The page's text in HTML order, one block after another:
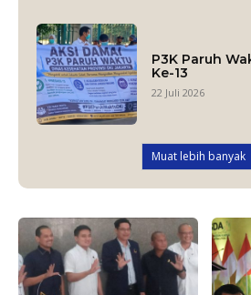
P3K Paruh
Ke-13
22 Juli 2026
Muat lebih banyak